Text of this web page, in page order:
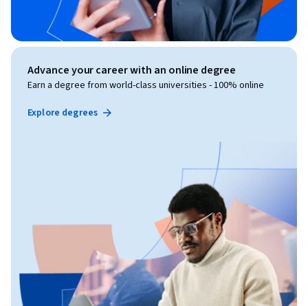
Advance your career with an online degree
Earn a degree from world-class universities - 100% online
Explore degrees